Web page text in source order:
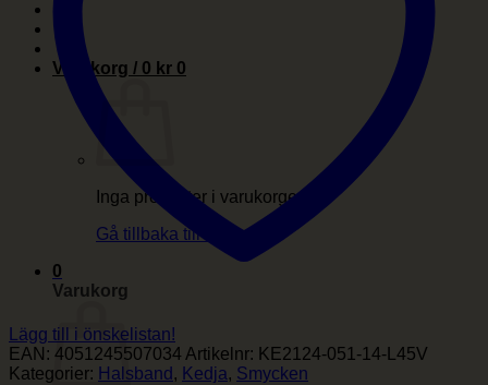
Varukorg / 0 kr 0
Inga produkter i varukorgen.
Gå tillbaka till butiken
0
Varukorg
Lägg till i önskelistan!
EAN: 4051245507034 Artikelnr: KE2124-051-14-L45V
Kategorier: Halsband , Kedja, Smycken